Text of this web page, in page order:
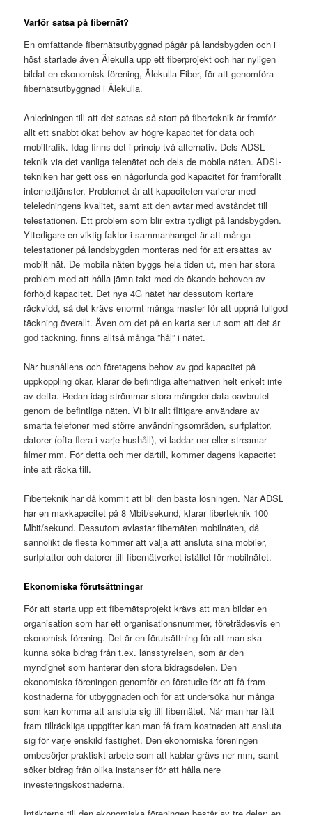
Varför satsa på fibernät?
En omfattande fibernätsutbyggnad pågår på landsbygden och i
höst startade även Älekulla upp ett fiberprojekt och har nyligen
bildat en ekonomisk förening, Älekulla Fiber, för att genomföra
fibernätsutbyggnad i Älekulla.
Anledningen till att det satsas så stort på fiberteknik är framför
allt ett snabbt ökat behov av högre kapacitet för data och
mobiltrafik. Idag finns det i princip två alternativ. Dels ADSL-
teknik via det vanliga telenätet och dels de mobila näten. ADSL-
tekniken har gett oss en någorlunda god kapacitet för framförallt
internettjänster. Problemet är att kapaciteten varierar med
teleledningens kvalitet, samt att den avtar med avståndet till
telestationen. Ett problem som blir extra tydligt på landsbygden.
Ytterligare en viktig faktor i sammanhanget är att många
telestationer på landsbygden monteras ned för att ersättas av
mobilt nät. De mobila näten byggs hela tiden ut, men har stora
problem med att hålla jämn takt med de ökande behoven av
förhöjd kapacitet. Det nya 4G nätet har dessutom kortare
räckvidd, så det krävs enormt många master för att uppnå fullgod
täckning överallt. Även om det på en karta ser ut som att det är
god täckning, finns alltså många ”hål” i nätet.
När hushållens och företagens behov av god kapacitet på
uppkoppling ökar, klarar de befintliga alternativen helt enkelt inte
av detta. Redan idag strömmar stora mängder data oavbrutet
genom de befintliga näten. Vi blir allt flitigare användare av
smarta telefoner med större användningsområden, surfplattor,
datorer (ofta flera i varje hushåll), vi laddar ner eller streamar
filmer mm. För detta och mer därtill, kommer dagens kapacitet
inte att räcka till.
Fiberteknik har då kommit att bli den bästa lösningen. När ADSL
har en maxkapacitet på 8 Mbit/sekund, klarar fiberteknik 100
Mbit/sekund. Dessutom avlastar fibernäten mobilnäten, då
sannolikt de flesta kommer att välja att ansluta sina mobiler,
surfplattor och datorer till fibernätverket istället för mobilnätet.
Ekonomiska förutsättningar
För att starta upp ett fibernätsprojekt krävs att man bildar en
organisation som har ett organisationsnummer, företrädesvis en
ekonomisk förening. Det är en förutsättning för att man ska
kunna söka bidrag från t.ex. länsstyrelsen, som är den
myndighet som hanterar den stora bidragsdelen. Den
ekonomiska föreningen genomför en förstudie för att få fram
kostnaderna för utbyggnaden och för att undersöka hur många
som kan komma att ansluta sig till fibernätet. När man har fått
fram tillräckliga uppgifter kan man få fram kostnaden att ansluta
sig för varje enskild fastighet. Den ekonomiska föreningen
ombesörjer praktiskt arbete som att kablar grävs ner mm, samt
söker bidrag från olika instanser för att hålla nere
investeringskostnaderna.